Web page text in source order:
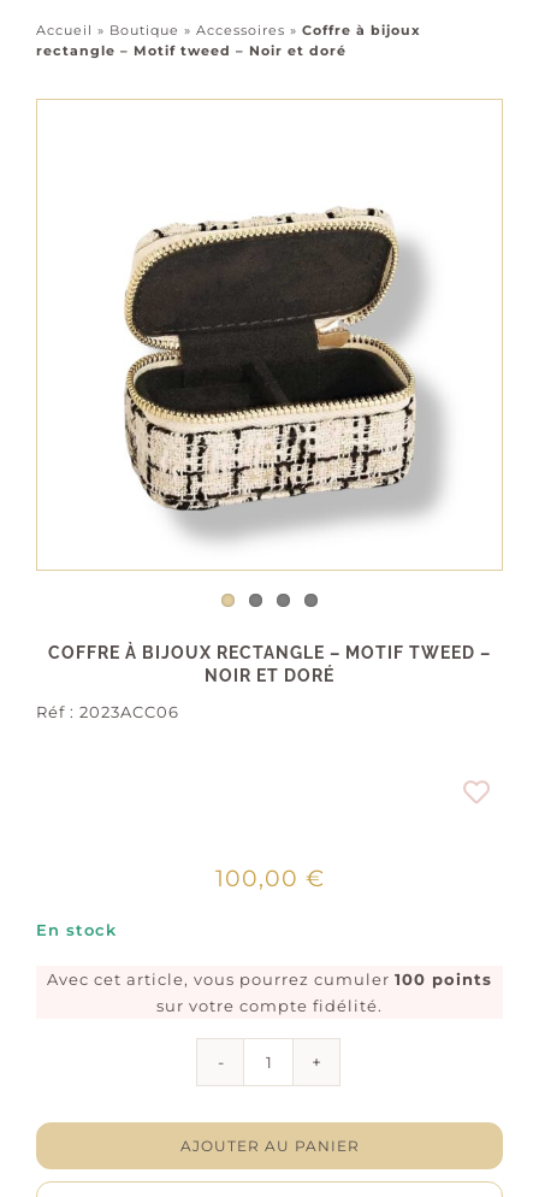
Accessoires
Tous les bijoux
Accueil » Boutique » Accessoires » Coffre à bijoux
rectangle – Motif tweed – Noir et doré
COFFRE À BIJOUX RECTANGLE – MOTIF TWEED –
NOIR ET DORÉ
Réf : 2023ACC06
100,00 €
En stock
Avec cet article, vous pourrez cumuler 100 points
sur votre compte fidélité.
à
bijoux
rectangle
AJOUTER AU PANIER